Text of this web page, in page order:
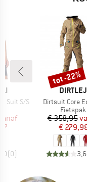
Suit S/S
prijs
(0)
MERK
DIRTLEJ
Artikel
Dirtsuit Core
Fietspak
Prijs
€ 358,95
€
3,6
Korting
tot -22%